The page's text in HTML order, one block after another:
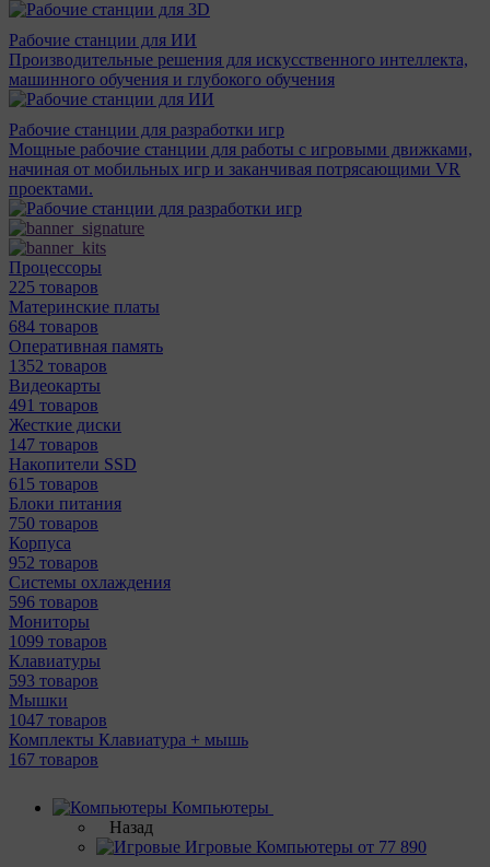
Рабочие станции для ИИ
Производительные решения для искусственного интеллекта,
машинного обучения и глубокого обучения
Рабочие станции для разработки игр
Мощные рабочие станции для работы с игровыми движками,
начиная от мобильных игр и заканчивая потрясающими VR
проектами.
Процессоры
225 товаров
Материнcкие платы
684 товаров
Оперативная память
1352 товаров
Видеокарты
491 товаров
Жесткие диски
147 товаров
Накопители SSD
615 товаров
Блоки питания
750 товаров
Корпуса
952 товаров
Системы охлаждения
596 товаров
Мониторы
1099 товаров
Клавиатуры
593 товаров
Мышки
1047 товаров
Комплекты Клавиатура + мышь
167 товаров
Компьютеры
Назад
Игровые Компьютеры от 77 890